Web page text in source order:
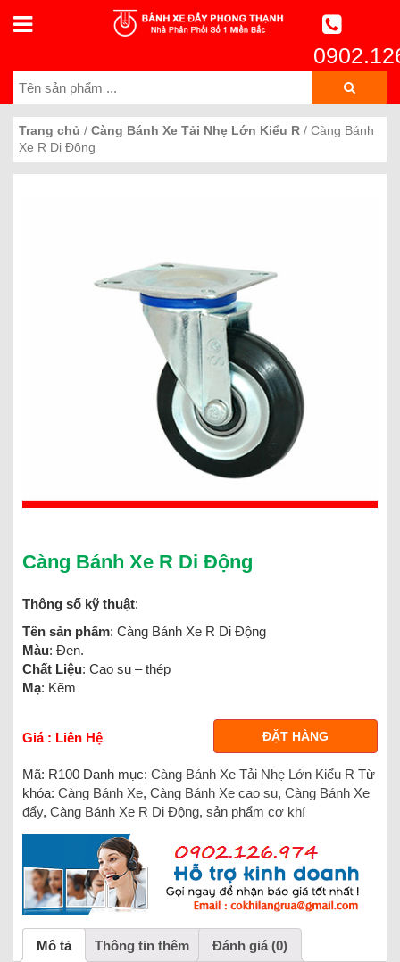
Trang chủ / Càng Bánh Xe Tải Nhẹ Lớn Kiểu R / Càng Bánh
Xe R Di Động
Càng Bánh Xe R Di Động
Thông số kỹ thuật:
Tên sản phẩm: Càng Bánh Xe R Di Động
Màu: Đen.
Chất Liệu: Cao su – thép
Mạ: Kẽm
Giá : Liên Hệ ĐẶT HÀNG
Mã: R100 Danh mục: Càng Bánh Xe Tải Nhẹ Lớn Kiểu R Từ
khóa: Càng Bánh Xe, Càng Bánh Xe cao su, Càng Bánh Xe
đẩy, Càng Bánh Xe R Di Động, sản phẩm cơ khí
Mô tả Thông tin thêm Đánh giá (0)